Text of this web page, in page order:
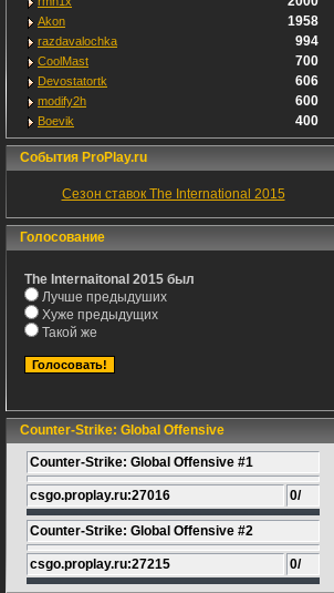
Akon 1958
razdavalochka 994
CoolMast 700
Devostatortk 606
modify2h 600
Boevik 400
События ProPlay.ru
Сезон ставок The International 2015
Голосование
The Internaitonal 2015 был
Лучше предыдуших
Хуже предыдущих
Такой же
Counter-Strike: Global Offensive
Counter-Strike: Global Offensive #1
csgo.proplay.ru:27016 0/
Counter-Strike: Global Offensive #2
csgo.proplay.ru:27215 0/